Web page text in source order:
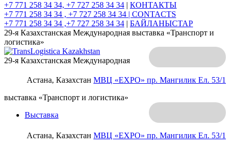
+7 771 258 34 34, +7 727 258 34 34 | КОНТАКТЫ
+7 771 258 34 34 , +7 727 258 34 34 | CONTACTS
+7 771 258 34 34 ,+7 727 258 34 34 | БАЙЛАНЫСТАР
29-я Казахстанская Международная выставка «Транспорт и
логистика»
Астана, Казахстан МВЦ «EXPO» пр. Мангилик Ел. 53/1
29-я Казахстанская Международная
выставка «Транспорт и логистика»
Астана, Казахстан МВЦ «EXPO» пр. Мангилик Ел. 53/1
Выставка